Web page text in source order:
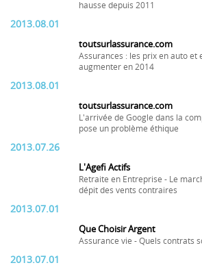
hausse depuis 2011
2013.08.01
toutsurlassurance.com
Assurances : les prix en auto et
augmenter en 2014
2013.08.01
toutsurlassurance.com
L'arrivée de Google dans la
pose un problème éthique
2013.07.26
L'Agefi Actifs
Retraite en Entreprise - Le
dépit des vents contraires
2013.07.01
Que Choisir Argent
Assurance vie - Quels contrats
2013.07.01